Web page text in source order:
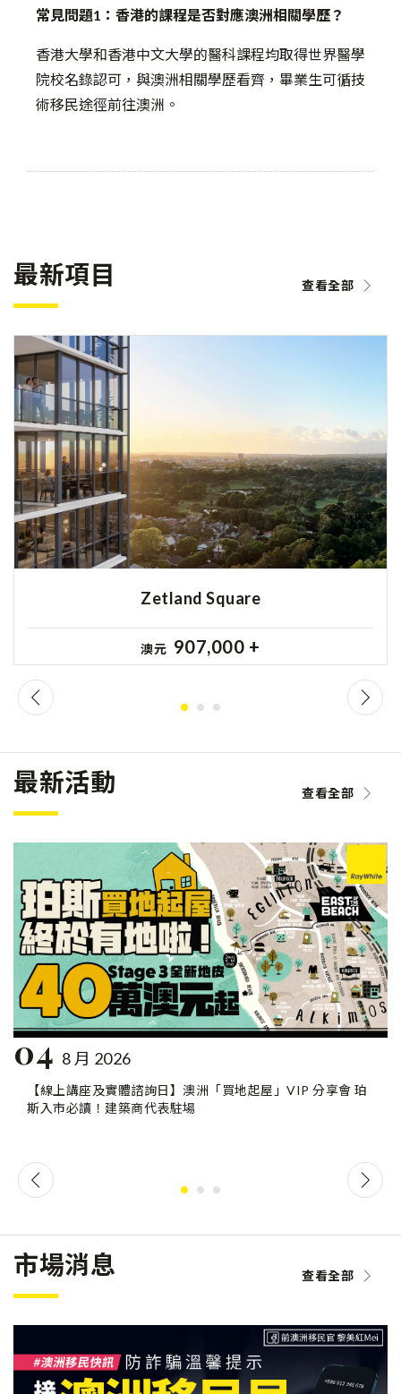
常見問題1：香港的課程是否對應澳洲相關學歷？
香港大學和香港中文大學的醫科課程均取得世界醫學
院校名錄認可，與澳洲相關學歷看齊，畢業生可循技
術移民途徑前往澳洲。
最新項目 查看全部
Zetland Square
澳元 907,000 +
最新活動 查看全部
04 8 月 2026
【線上講座及實體諮詢日】澳洲「買地起屋」VIP 分享會 珀
斯入市必讀！建築商代表駐場
市場消息 查看全部